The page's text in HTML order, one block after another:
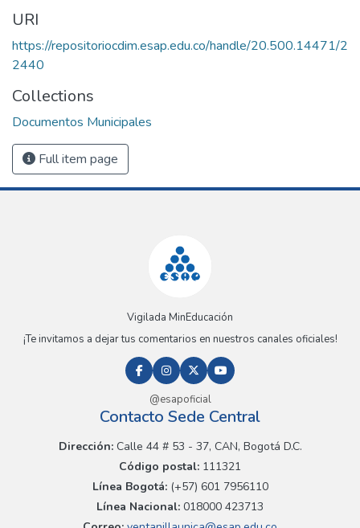
URI
https://repositoriocdim.esap.edu.co/handle/20.500.14471/2
2440
Collections
Documentos Municipales
Full item page
Vigilada MinEducación
¡Te invitamos a dejar tus comentarios en nuestros canales oficiales!
@esapoficial
Contacto Sede Central
Dirección:Calle 44 # 53 - 37, CAN, Bogotá D.C.
Código postal: 111321
Línea Bogotá:(+57) 601 7956110
Línea Nacional: 018000 423713